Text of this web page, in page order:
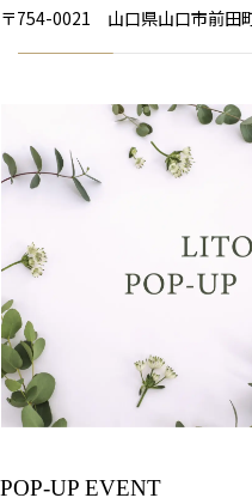
〒754-0021 山口県山口市前田
POP-UP EVENT